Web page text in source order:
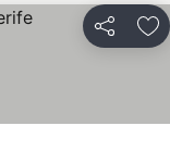
Jaa